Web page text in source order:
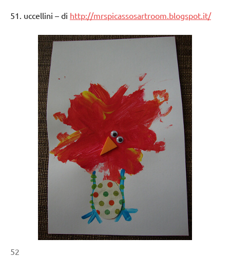
51. uccellini – di http://mrspicassosartroom.blogspot.it/
52